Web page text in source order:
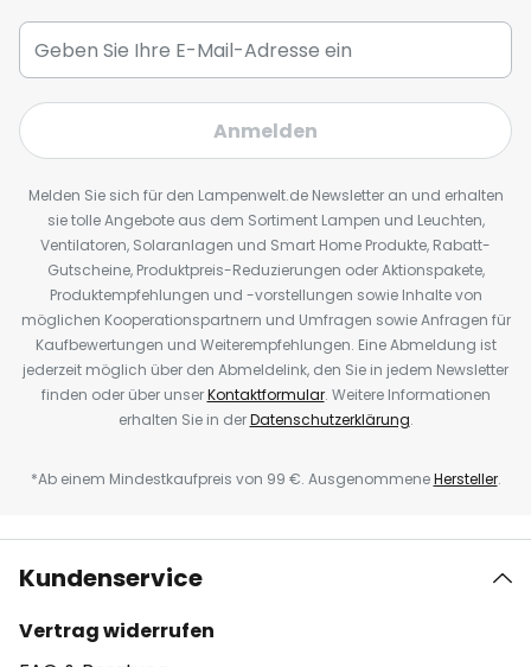
Anmelden
Melden Sie sich für den Lampenwelt.de Newsletter an und erhalten
sie tolle Angebote aus dem Sortiment Lampen und Leuchten,
Ventilatoren, Solaranlagen und Smart Home Produkte, Rabatt-
Gutscheine, Produktpreis-Reduzierungen oder Aktionspakete,
Produktempfehlungen und -vorstellungen sowie Inhalte von
möglichen Kooperationspartnern und Umfragen sowie Anfragen für
Kaufbewertungen und Weiterempfehlungen. Eine Abmeldung ist
jederzeit möglich über den Abmeldelink, den Sie in jedem Newsletter
finden oder über unserKontaktformular. Weitere Informationen
erhalten Sie in derDatenschutzerklärung.
*Ab einem Mindestkaufpreis von 99 €. AusgenommeneHersteller.
Kundenservice
Vertrag widerrufen